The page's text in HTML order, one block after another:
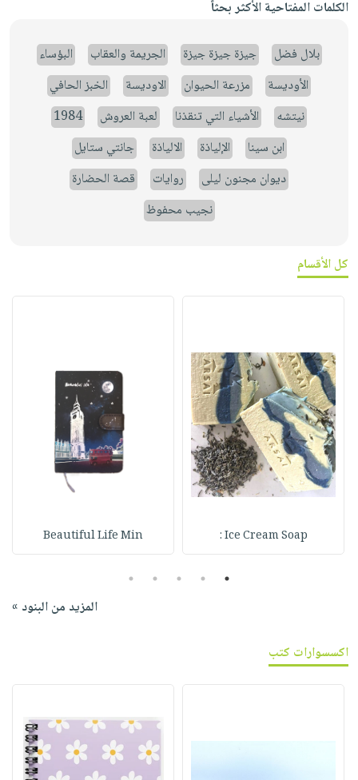
الكلمات المفتاحية الأكثر بحثاً
بلال فضل جيزة جيزة جيزة الجريمة والعقاب
البؤساء
الأوديسة
مزرعة الحيوان الاوديسة
الخبز الحافي
نيتشه
الأشياء التي تنقذنا لعبة العروش
1984
ابن سينا
الإلياذة الالياذة
جانتي ستايل
ديوان مجنون ليلى
روايات
قصة الحضارة
نجيب محفوظ
كل الأقسام
Ice Cream Soap :
Beautiful Life Min
1
2
3
4
5
المزيد من البنود »
اكسسوارات كتب